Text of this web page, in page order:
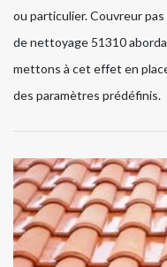
ou particulier. Couvreur
de nettoyage 51310
mettons à cet effet en
des paramètres prédéfinis.